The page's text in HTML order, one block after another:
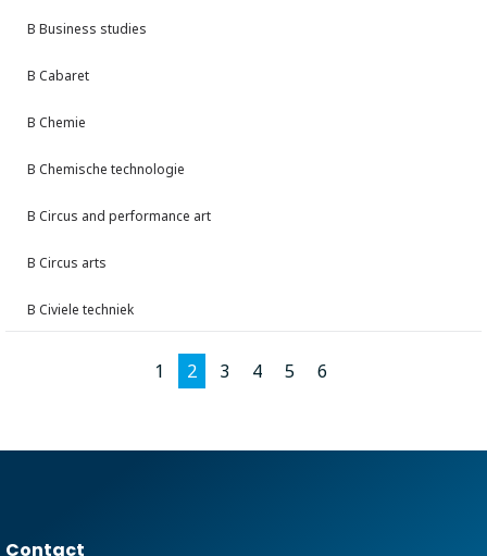
B Business studies
B Cabaret
B Chemie
B Chemische technologie
B Circus and performance art
B Circus arts
B Civiele techniek
1 2 3 4 5 6
Contact